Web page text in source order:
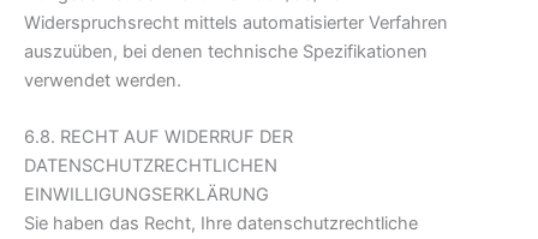
Widerspruchsrecht mittels automatisierter Verfahren
auszuüben, bei denen technische Spezifikationen
verwendet werden.
6.8. RECHT AUF WIDERRUF DER
DATENSCHUTZRECHTLICHEN
EINWILLIGUNGSERKLÄRUNG
Sie haben das Recht, Ihre datenschutzrechtliche